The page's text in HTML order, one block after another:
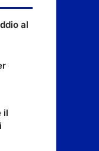
al
il